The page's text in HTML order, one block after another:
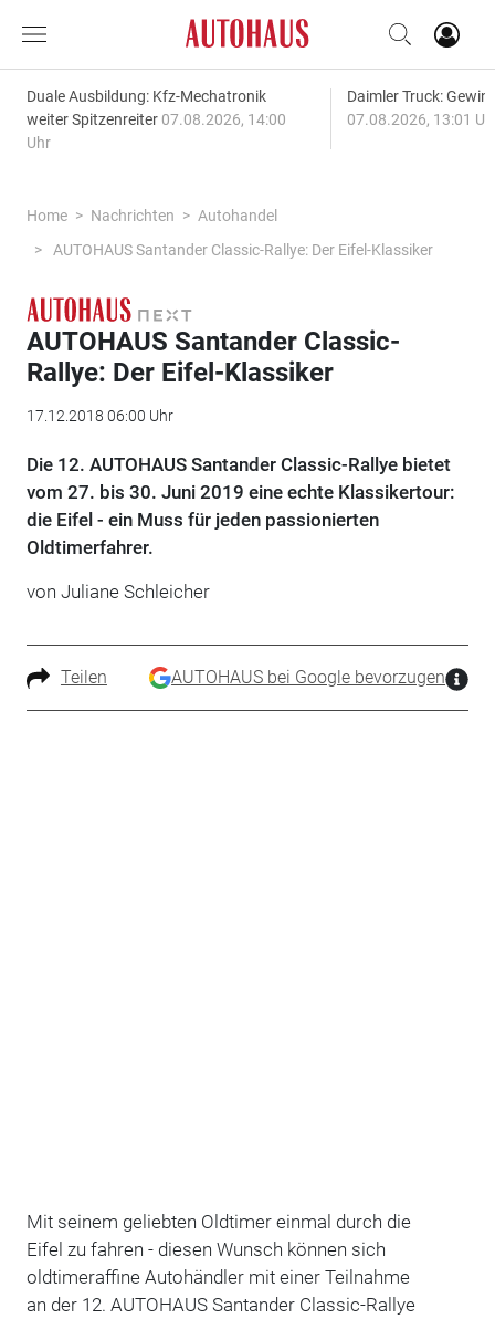
Duale Ausbildung: Kfz-Mechatronik
weiter Spitzenreiter 07.08.2026, 14:00
Uhr
Daimler Truck:
07.08.2026, 13:01
Home Nachrichten
Autohandel
AUTOHAUS Santander Classic-Rallye: Der Eifel-Klassiker
AUTOHAUS Santander Classic-
Rallye: Der Eifel-Klassiker
17.12.2018 06:00 Uhr
Die 12. AUTOHAUS Santander Classic-Rallye bietet
vom 27. bis 30. Juni 2019 eine echte Klassikertour:
die Eifel - ein Muss für jeden passionierten
Oldtimerfahrer.
von Juliane Schleicher
Teilen AUTOHAUS bei Google bevorzugen
Mit seinem geliebten Oldtimer einmal durch die
Eifel zu fahren - diesen Wunsch können sich
oldtimeraffine Autohändler mit einer Teilnahme
an der 12. AUTOHAUS Santander Classic-Rallye